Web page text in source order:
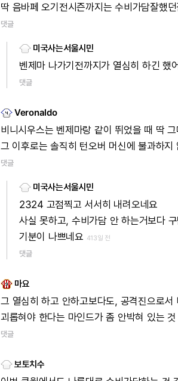
딱 음바페 오기전시즌까지는 수비가담잘했
댓글
미국사는서울시민
벤제마 나가기전까지가 열심히 하긴 했
댓글
Veronaldo
비니시우스는 벤제마랑 같이 뛰었을 때 딱 그
그 이후로는 솔직히 턴오버 머신에 불과하지
댓글
미국사는서울시민
2324 고점찍고 서서히 내려오네요
사실못하고, 수비가담 안 하는거보다
기분이 나쁘네요 413일 전
댓글
마요
그 열심히 하고 안하고보다도, 공격진으로서
괴롭혀야 한다는 마인드가 좀 안박혀 있는 것
댓글
보토치수